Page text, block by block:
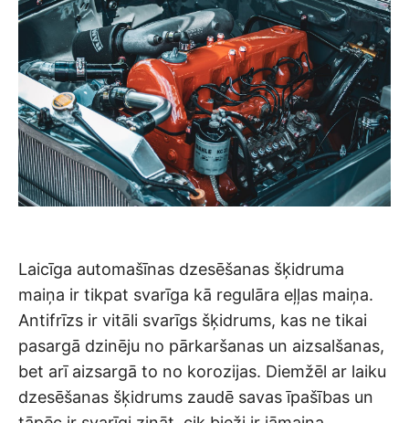
Laicīga automašīnas dzesēšanas šķidruma
maiņa ir tikpat svarīga kā regulāra eļļas maiņa.
Antifrīzs ir vitāli svarīgs šķidrums, kas ne tikai
pasargā dzinēju no pārkaršanas un aizsalšanas,
bet arī aizsargā to no korozijas. Diemžēl ar laiku
dzesēšanas šķidrums zaudē savas īpašības un